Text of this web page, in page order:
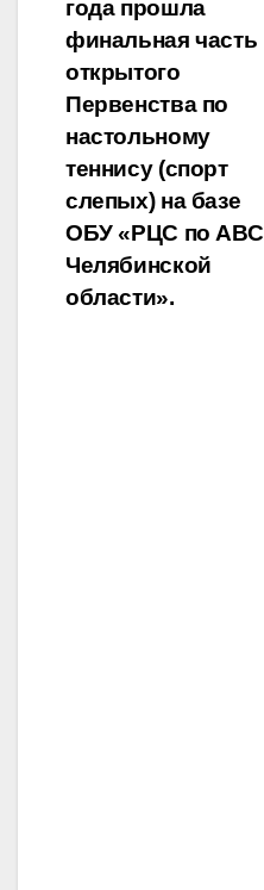
по
записям
года прошла
финальная часть
открытого
Первенства по
настольному
теннису (спорт
слепых) на базе
ОБУ «РЦС по АВС
Челябинской
области».